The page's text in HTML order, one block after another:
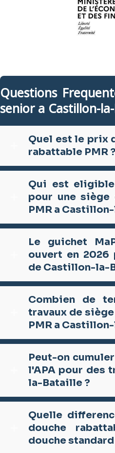
Questions
senior a Castillon-
Quel est le prix
rabattable PMR ?
Qui est
pour une siège
PMR a
Le guichet
ouvert en 2026
de Castillon-la-
Combien de
travaux de
PMR a
Peut-on
l'APA pour des
la-Bataille ?
Quelle
douche
douche standard